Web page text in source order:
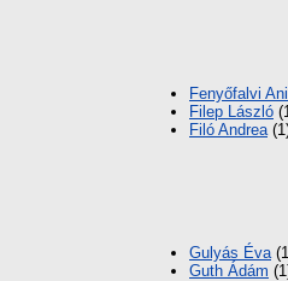
Fenyőfalvi
Filep László
Filó Andrea
Gulyás Éva
Guth Ádám